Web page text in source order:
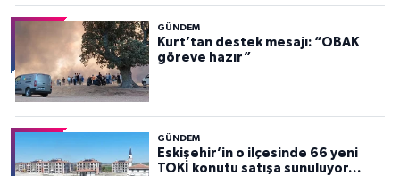
GÜNDEM
Kurt’tan destek mesajı: “OBAK
göreve hazır”
GÜNDEM
Eskişehir’in o ilçesinde 66 yeni
TOKİ konutu satışa sunuluyor…